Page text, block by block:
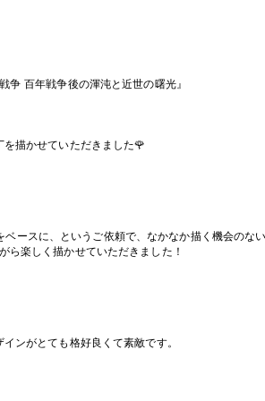
争 百年戦争後の渾沌と近世の曙光』
を描かせていただきました🌹
ースに、というご依頼で、なかなか描く機会のな
ら楽しく描かせていただきました！
インがとても格好良くて素敵です。